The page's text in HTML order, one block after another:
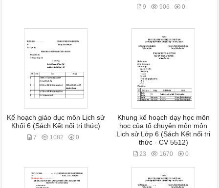
9 906 0
Kế hoạch giáo dục môn Lịch sử
Khối 6 (Sách Kết nối tri thức)
7 1082 0
Khung kế hoạch dạy học môn
học của tổ chuyên môn môn
Lịch sử Lớp 6 (Sách Kết nối tri
thức - CV 5512)
23 1670 0